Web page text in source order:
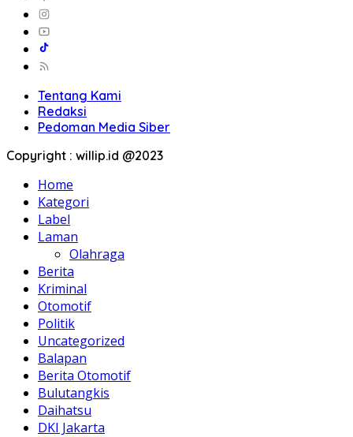
Tentang Kami
Redaksi
Pedoman Media Siber
Copyright : willip.id @2023
Home
Kategori
Label
Laman
Olahraga
Berita
Kriminal
Otomotif
Politik
Uncategorized
Balapan
Berita Otomotif
Bulutangkis
Daihatsu
DKI Jakarta